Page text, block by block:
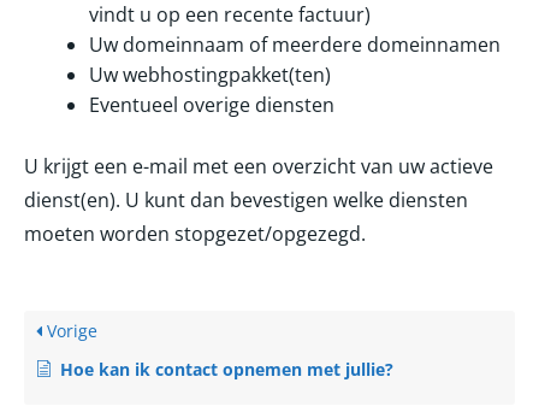
vindt u op een recente factuur)
Uw domeinnaam of meerdere domeinnamen
Uw webhostingpakket(ten)
Eventueel overige diensten
U krijgt een e-mail met een overzicht van uw actieve
dienst(en). U kunt dan bevestigen welke diensten
moeten worden stopgezet/opgezegd.
Vorige
Hoe kan ik contact opnemen met jullie?